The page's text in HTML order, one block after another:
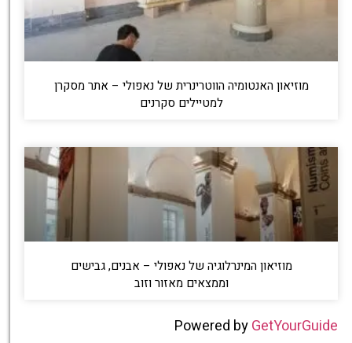
מוזיאון האנטומיה הווטרינרית של נאפולי – אתר מסקרן
למטיילים סקרנים
מוזיאון המינרלוגיה של נאפולי – אבנים, גבישים
וממצאים מאזור וזוב
Powered byGetYourGuide